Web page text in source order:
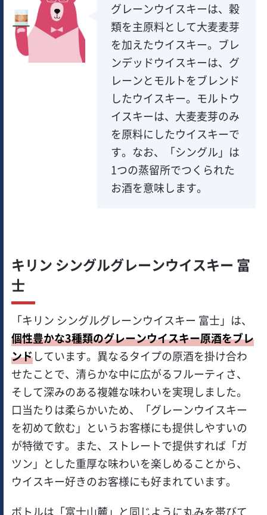
グレーンウイスキーは、穀
類を主原料として大麦麦芽
を加えたウイスキー。ブレ
ンデッドウイスキーは、グ
レーンとモルトをブレンド
したウイスキー。モルトウ
イスキーは、大麦麦芽のみ
を原料にしたウイスキーで
す。なお、「シングル」は
1つの蒸留所でつくられた
お酒を意味します。
キリン シングルグレーンウイスキー 富
士
「キリン シングルグレーンウイスキー 富士」は、
個性豊かな3種類のグレーンウイスキー原酒をブレ
ンドしています。異なるタイプの原酒を掛け合わ
せたことで、清らかな中に広がるフルーティさ、
そして深みのある複雑な味わいを実現しました。
口当たりは柔らかいため、「グレーンウイスキー
を初めて飲む」というお客様にも提供しやすいの
が特徴です。また、ストレートで提供すれば「ガ
ツン」とした重厚な味わいを楽しめることから、
ウイスキー好きのお客様にも好まれています。